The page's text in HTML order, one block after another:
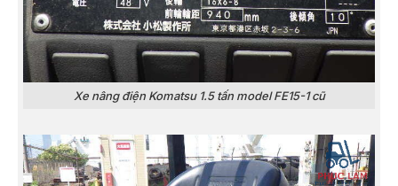
Xe nâng điện Komatsu 1.5 tấn model FE15-1 cũ